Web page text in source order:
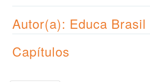
Autor(a): Educa Brasil
Capítulos